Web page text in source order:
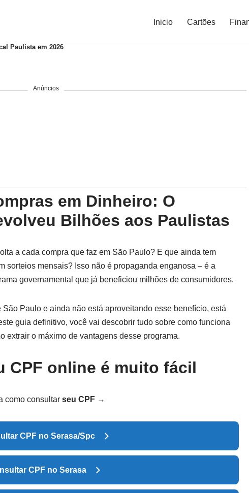
Inicio Cartões
Paulista em 2026
Anúncios
em Dinheiro: O
Bilhões aos Paulistas
a cada compra que faz em São Paulo? E que ainda tem
sorteios mensais? Isso não é propaganda enganosa – é a
governamental que já beneficiou milhões de consumidores.
Paulo e ainda não está aproveitando esse benefício, está
guia definitivo, você vai descobrir tudo sobre como funciona
extrair o máximo de vantagens desse programa.
CPF online é muito fácil
como consultar seu CPF →
CPF no Serasa/Spc
CPF no Serasa